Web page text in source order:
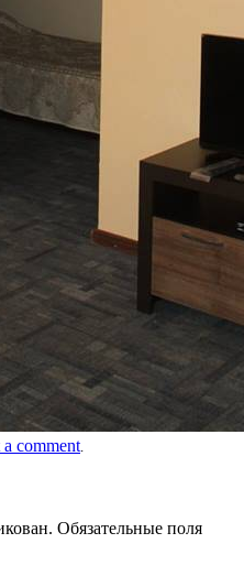
a comment.
Обязательные поля